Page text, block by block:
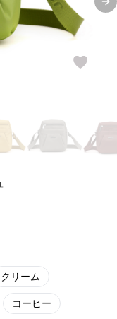
クリーム
コーヒー